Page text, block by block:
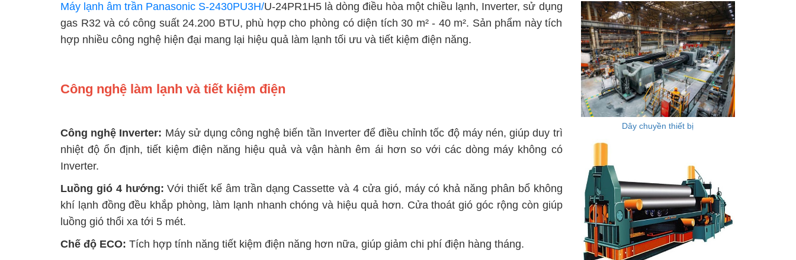
Việc làm
Việc làm
Máy lạnh âm trần Panasonic S-2430PU3H/U-24PR1H5 là dòng điều hòa một chiều lạnh, Inverter, sử dụng
gas R32 và có công suất 24.200 BTU, phù hợp cho phòng có diện tích 30 m² - 40 m². Sản phẩm này tích
hợp nhiều công nghệ hiện đại mang lại hiệu quả làm lạnh tối ưu và tiết kiệm điện năng.
Công nghệ làm lạnh và tiết kiệm điện
Công nghệ Inverter: Máy sử dụng công nghệ biến tần Inverter để điều chỉnh tốc độ máy nén, giúp duy trì
nhiệt độ ổn định, tiết kiệm điện năng hiệu quả và vận hành êm ái hơn so với các dòng máy không có
Inverter.
Luồng gió 4 hướng: Với thiết kế âm trần dạng Cassette và 4 cửa gió, máy có khả năng phân bổ không
khí lạnh đồng đều khắp phòng, làm lạnh nhanh chóng và hiệu quả hơn. Cửa thoát gió góc rộng còn giúp
luồng gió thổi xa tới 5 mét.
Chế độ ECO: Tích hợp tính năng tiết kiệm điện năng hơn nữa, giúp giảm chi phí điện hàng tháng.
Dây chuyền thiết bị